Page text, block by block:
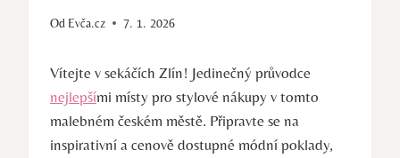
Od Evča.cz 7. 1. 2026
Vítejte v sekáčích Zlín! Jedinečný průvodce
nejlepšími místy pro stylové nákupy v tomto
malebném českém městě. Připravte se na
inspirativní a cenově dostupné módní poklady,